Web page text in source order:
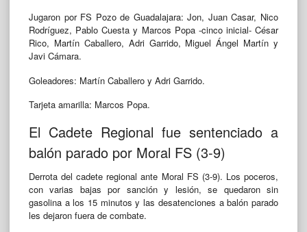
Jugaron por FS Pozo de Guadalajara: Jon, Juan Casar, Nico
Rodríguez, Pablo Cuesta y Marcos Popa -cinco inicial- César
Rico, Martín Caballero, Adri Garrido, Miguel Ángel Martín y
Javi Cámara.
Goleadores: Martín Caballero y Adri Garrido.
Tarjeta amarilla: Marcos Popa.
El Cadete Regional fue sentenciado a
balón parado por Moral FS (3-9)
Derrota del cadete regional ante Moral FS (3-9). Los poceros,
con varias bajas por sanción y lesión, se quedaron sin
gasolina a los 15 minutos y las desatenciones a balón parado
les dejaron fuera de combate.